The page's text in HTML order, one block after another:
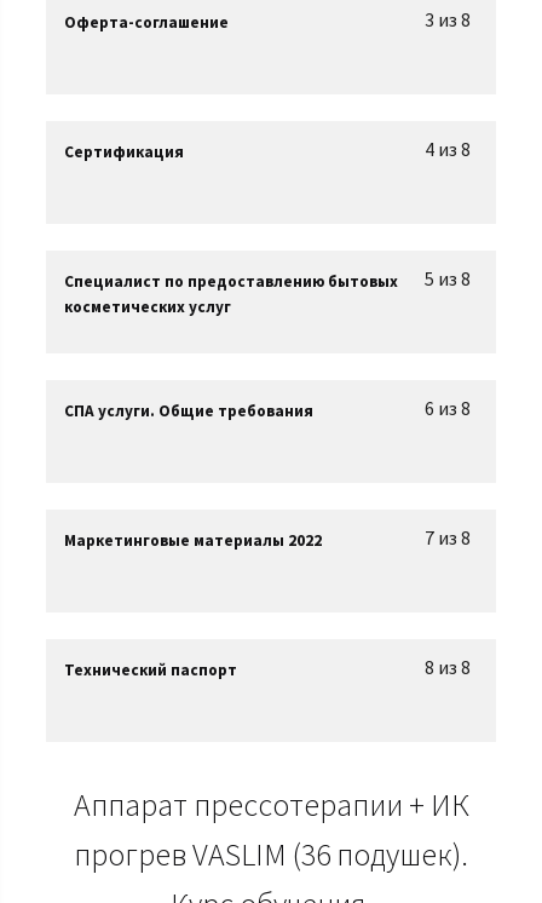
3 из 8
Оферта-соглашение
4 из 8
Сертификация
5 из 8
Специалист по предоставлению бытовых
косметических услуг
6 из 8
СПА услуги. Общие требования
7 из 8
Маркетинговые материалы 2022
8 из 8
Технический паспорт
Аппарат прессотерапии + ИК
прогрев VASLIM (36 подушек).